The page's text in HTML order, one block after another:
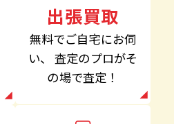
出張買取
無料でご自宅にお伺
い、
査定のプロがそ
の場で査定！